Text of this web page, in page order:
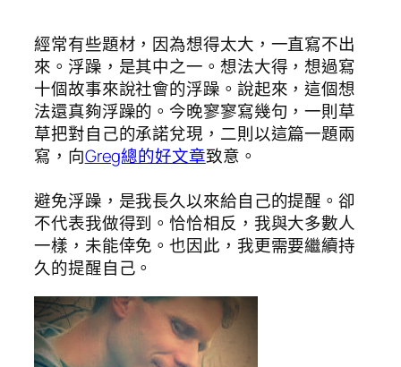
經常有些題材，因為想得太大，一直寫不出
來。浮躁，是其中之一。想法大得，想過寫
十個故事來說社會的浮躁。說起來，這個想
法還真夠浮躁的。今晚寥寥寫幾句，一則草
草把對自己的承諾兌現，二則以這篇一題兩
寫，向Greg總的好文章致意。
避免浮躁，是我長久以來給自己的提醒。卻
不代表我做得到。恰恰相反，我與大多數人
一樣，未能倖免。也因此，我更需要繼續持
久的提醒自己。